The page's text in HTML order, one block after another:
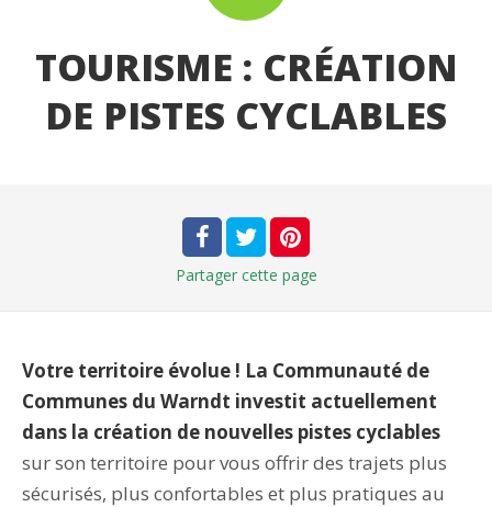
TOURISME : CRÉATION
DE PISTES CYCLABLES
Partager cette page
Votre territoire évolue ! La Communauté de
Communes du Warndt investit actuellement
dans la création de nouvelles pistes cyclables
sur son territoire pour vous offrir des trajets plus
sécurisés, plus confortables et plus pratiques au